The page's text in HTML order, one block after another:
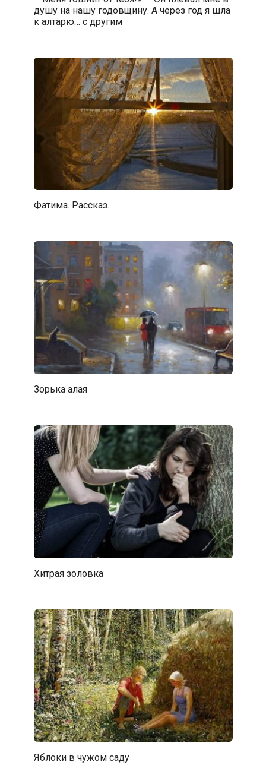
душу на нашу годовщину. А через год я шла
к алтарю… с другим
Фатима. Рассказ.
Зорька алая
Хитрая золовка
Яблоки в чужом саду